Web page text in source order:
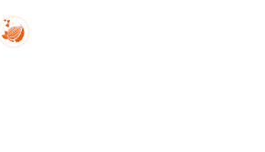
sueños se concretan aquí !!!